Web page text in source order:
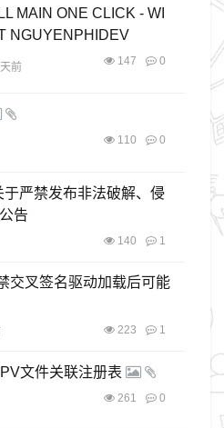
MAIN ONE CLICK - WI
NGUYENPHIDEV
前 147 0
110 0
于严禁发布非法破解、侵
告
140 1
交叉签名驱动加载后可能
223 1
文件关联注册表
261 0